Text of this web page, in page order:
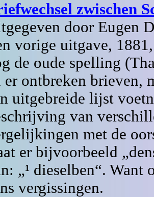
zwischen
door Eugen
vorige uitgave,
de oude spelling
er ontbreken brieven,
uitgebreide lijst
van
met de
er bijvoorbeeld
„¹ dieselben“.
vergissingen.